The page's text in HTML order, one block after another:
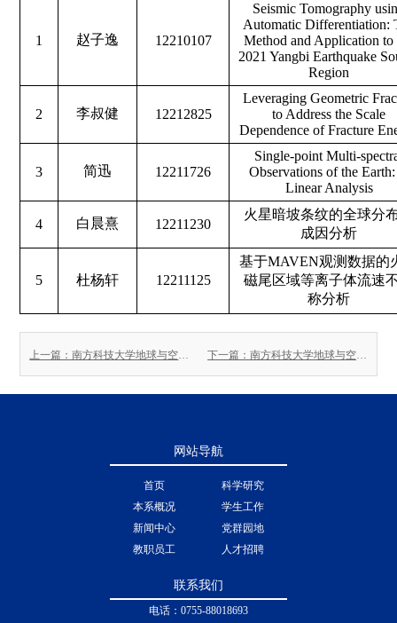
1 赵子逸 12210107
Seismic Tomography
Automatic Differentiation:
Method and Application to
2021 Yangbi Earthquake
Region
2 李叔健 12212825
Leveraging Geometric
to Address the Scale
Dependence of Fracture
3 简迅 12211726
Single-point Multi-
Observations of the
Linear Analysis
4 白晨熹 12211230
火星暗坡条纹的全球分
成因分析
5 杜杨轩 12211125
基于MAVEN观测数据的
磁尾区域等离子体流速
称分析
上一篇：南方科技大学地球与空间科学系关于授予2026届本科毕业生学士学位的公示 下一篇：南方科技大学地球与空间科学系2026级博士研究生招生通过资格初审人员名单公示
网站导航
首页
本系概况
新闻中心
教职员工
科学研究
学生工作
党群园地
人才招聘
联系我们